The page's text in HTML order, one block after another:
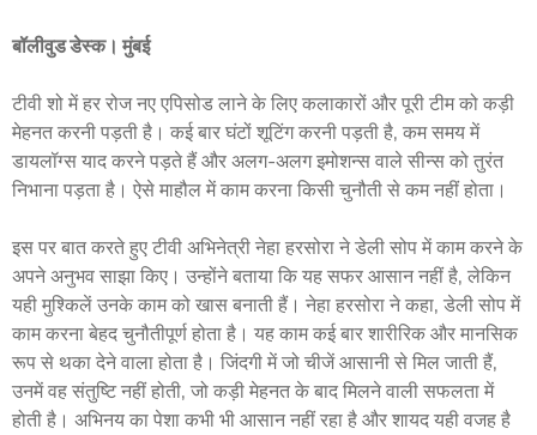
बॉलीवुड डेस्क। मुंबई
टीवी शो में हर रोज नए एपिसोड लाने के लिए कलाकारों और पूरी टीम को कड़ी
मेहनत करनी पड़ती है। कई बार घंटों शूटिंग करनी पड़ती है, कम समय में
डायलॉग्स याद करने पड़ते हैं और अलग-अलग इमोशन्स वाले सीन्स को तुरंत
निभाना पड़ता है। ऐसे माहौल में काम करना किसी चुनौती से कम नहीं होता।
इस पर बात करते हुए टीवी अभिनेत्री नेहा हरसोरा ने डेली सोप में काम करने के
अपने अनुभव साझा किए। उन्होंने बताया कि यह सफर आसान नहीं है, लेकिन
यही मुश्किलें उनके काम को खास बनाती हैं। नेहा हरसोरा ने कहा, डेली सोप में
काम करना बेहद चुनौतीपूर्ण होता है। यह काम कई बार शारीरिक और मानसिक
रूप से थका देने वाला होता है। जिंदगी में जो चीजें आसानी से मिल जाती हैं,
उनमें वह संतुष्टि नहीं होती, जो कड़ी मेहनत के बाद मिलने वाली सफलता में
होती है। अभिनय का पेशा कभी भी आसान नहीं रहा है और शायद यही वजह है